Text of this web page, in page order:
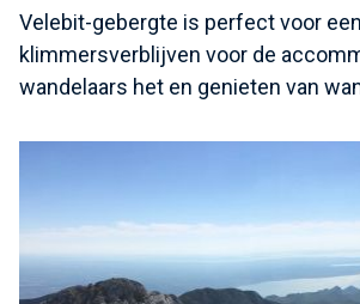
Velebit-gebergte is perfect voor
klimmersverblijven voor de
wandelaars het en genieten van